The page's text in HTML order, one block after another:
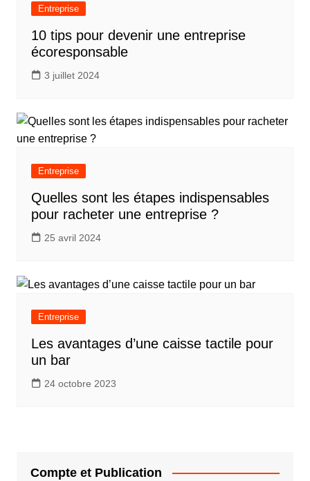
Entreprise
10 tips pour devenir une entreprise
écoresponsable
3 juillet 2024
Entreprise
Quelles sont les étapes indispensables
pour racheter une entreprise ?
25 avril 2024
Entreprise
Les avantages d’une caisse tactile pour
un bar
24 octobre 2023
Compte et Publication